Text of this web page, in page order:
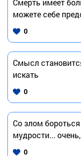
можете себе
0
Смысл
искать
0
Со злом
мудрости...
0